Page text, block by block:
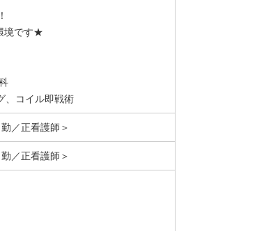
境です★
、コイル即戦術
／正看護師＞
／正看護師＞